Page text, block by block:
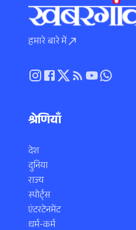
हमारे बारे में
श्रेणियाँ
देश
दुनिया
राज्य
स्पोर्ट्स
एंटरटेनमेंट
धर्म-कर्म